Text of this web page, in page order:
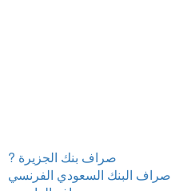
? صراف بنك الجزيرة
صراف البنك السعودي الفرنسي